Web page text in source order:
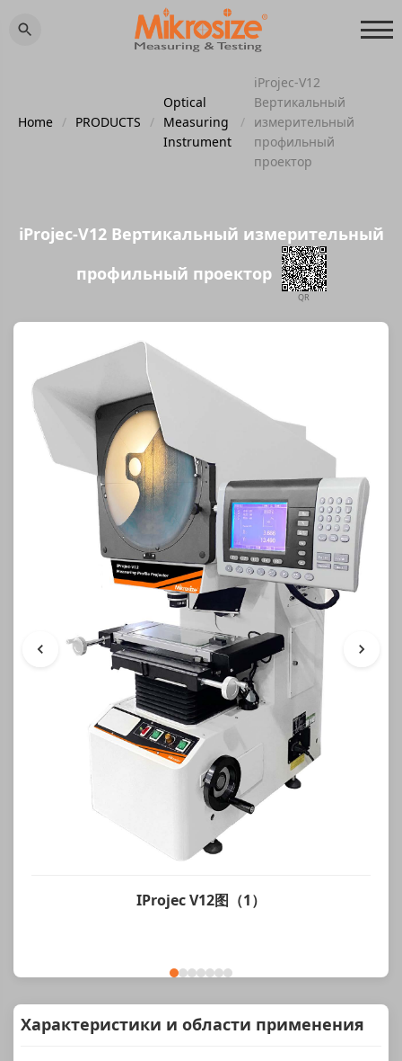
Home / PRODUCTS /
Optical
Measuring
Instrument
/
iProjec-V12
Вертикальный
измерительный
профильный
проектор
iProjec-V12 Вертикальный измерительный
профильный проектор
QR
IProjec V12图（1）
Характеристики и области применения